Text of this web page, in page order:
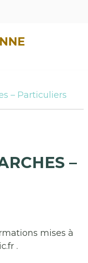
– Particuliers
–
mises à
.